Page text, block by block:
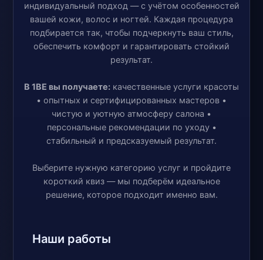
индивидуальный подход — с учётом особенностей
вашей кожи, волос и ногтей. Каждая процедура
подбирается так, чтобы подчеркнуть ваш стиль,
обеспечить комфорт и гарантировать стойкий
результат.
В 1BE вы получаете: качественные услуги красоты
• опытных и сертифицированных мастеров •
чистую и уютную атмосферу салона •
персональные рекомендации по уходу •
стабильный и предсказуемый результат.
Выберите нужную категорию услуг и пройдите
короткий квиз — мы подберём идеальное
решение, которое подходит именно вам.
Наши работы